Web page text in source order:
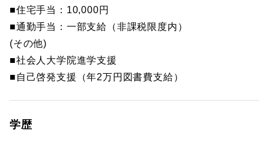
■住宅手当：10,000円
■通勤手当：一部支給（非課税限度内）
(その他)
■社会人大学院進学支援
■自己啓発支援（年2万円図書費支給）
学歴